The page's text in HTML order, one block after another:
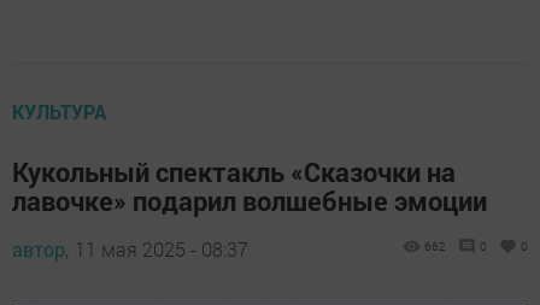
КУЛЬТУРА
Кукольный спектакль «Сказочки на
лавочке» подарил волшебные эмоции
автор, 11 мая 2025 - 08:37 662 0 0